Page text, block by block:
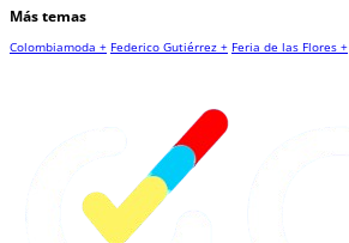
Más temas
Colombiamoda + Federico Gutiérrez + Feria de las Flores +